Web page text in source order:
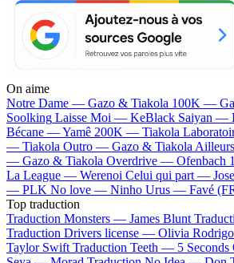
On aime
Notre Dame — Gazo & Tiakola 100K —
Soolking Laisse Moi — KeBlack Saiyan —
Bécane —Yamê 200K — Tiakola
— Tiakola Outro — Gazo & Tiakola
— Gazo & Tiakola Overdrive — Ofenbach
La League — Werenoi Celui qui part —
— PLK No love — Ninho Urus — Favé
Top traduction
Traduction Monsters — James Blunt
Traduction Drivers license — Olivia Rodrigo
Taylor Swift Traduction Teeth — 5